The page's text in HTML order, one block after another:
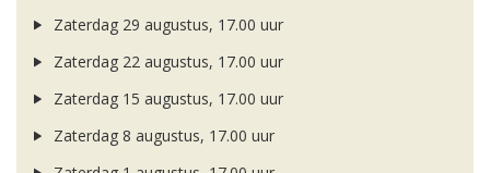
Zaterdag 29 augustus, 17.00 uur
Zaterdag 22 augustus, 17.00 uur
Zaterdag 15 augustus, 17.00 uur
Zaterdag 8 augustus, 17.00 uur